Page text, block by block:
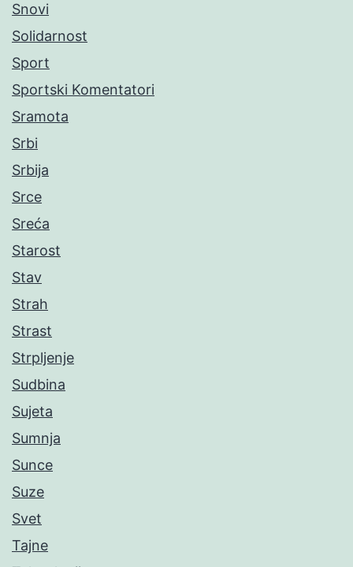
Snovi
Solidarnost
Sport
Sportski Komentatori
Sramota
Srbi
Srbija
Srce
Sreća
Starost
Stav
Strah
Strast
Strpljenje
Sudbina
Sujeta
Sumnja
Sunce
Suze
Svet
Tajne